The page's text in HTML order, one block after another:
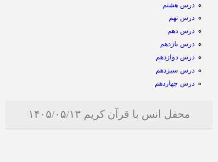
درس هشتم
درس نهم
درس دهم
درس یازدهم
درس دوازدهم
درس سیزدهم
درس چهاردهم
محفل انس با قرآن کریم ۱۴۰۵/۰۵/۱۳